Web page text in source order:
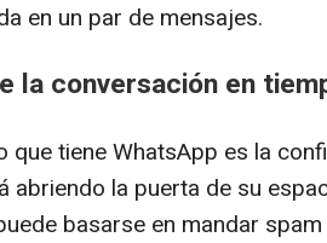
en un par de mensajes.
la conversación en
que tiene WhatsApp es la
abriendo la puerta de su
basarse en mandar